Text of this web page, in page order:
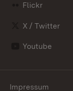
Flickr
X / Twitter
Youtube
Impressum